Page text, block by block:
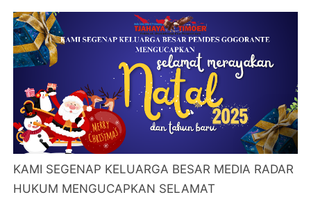
KAMI SEGENAP KELUARGA BESAR MEDIA RADAR
HUKUM MENGUCAPKAN SELAMAT